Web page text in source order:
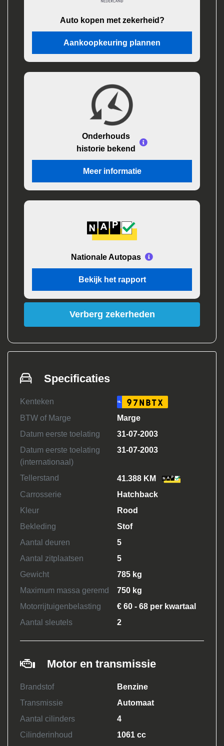
Auto kopen met zekerheid?
Aankoopkeuring plannen
Onderhouds
historie bekend
Meer informatie
Nationale Autopas
Bekijk het rapport
Verberg zekerheden
Specificaties
Kenteken NL 97NBTX
BTW of Marge
Marge
Datum eerste toelating
31-07-2003
Datum eerste toelating
(internationaal)
31-07-2003
Tellerstand
41.388 KM
Carrosserie
Hatchback
Kleur
Rood
Bekleding
Stof
Aantal deuren
5
Aantal zitplaatsen
5
Gewicht
785 kg
Maximum massa geremd
750 kg
Motorrijtuigenbelasting
€ 60 - 68 per kwartaal
Aantal sleutels
2
Motor en transmissie
Brandstof
Benzine
Transmissie
Automaat
Aantal cilinders
4
Cilinderinhoud
1061 cc